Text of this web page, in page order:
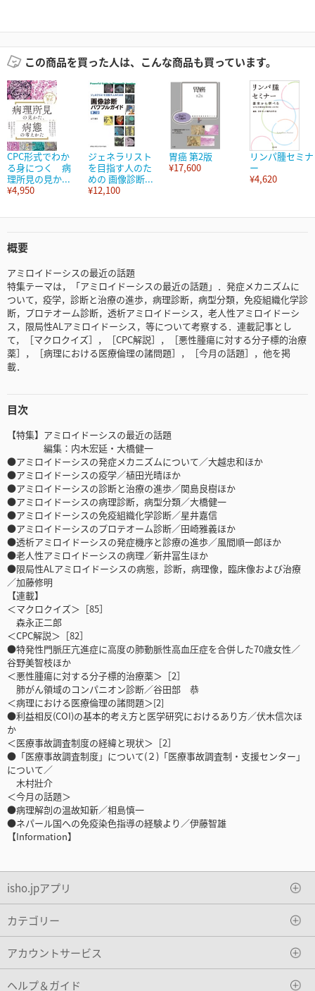
この商品を買った人は、こんな商品も買っています。
CPC形式でわか
る身につく 病
理所見の見か...
¥4,950
ジェネラリスト
を目指す人のた
めの 画像診断...
¥12,100
胃癌 第2版
¥17,600
リンパ腫セミナ
ー
¥4,620
概要
アミロイドーシスの最近の話題
特集テーマは，「アミロイドーシスの最近の話題」．発症メカニズムに
ついて，疫学，診断と治療の進歩，病理診断，病型分類，免疫組織化学診
断，プロテオーム診断，透析アミロイドーシス，老人性アミロイドーシ
ス，限局性ALアミロイドーシス，等について考察する．連載記事とし
て，［マクロクイズ］，［CPC解説］，［悪性腫瘍に対する分子標的治療
薬］，［病理における医療倫理の諸問題］，［今月の話題］，他を掲
載．
目次
【特集】アミロイドーシスの最近の話題
編集：内木宏延・大橋健一
●アミロイドーシスの発症メカニズムについて／大越忠和ほか
●アミロイドーシスの疫学／植田光晴ほか
●アミロイドーシスの診断と治療の進歩／関島良樹ほか
●アミロイドーシスの病理診断，病型分類／大橋健一
●アミロイドーシスの免疫組織化学診断／星井嘉信
●アミロイドーシスのプロテオーム診断／田崎雅義ほか
●透析アミロイドーシスの発症機序と診療の進歩／風間順一郎ほか
●老人性アミロイドーシスの病理／新井冨生ほか
●限局性ALアミロイドーシスの病態，診断，病理像，臨床像および治療
／加藤修明
【連載】
＜マクロクイズ＞［85］
森永正二郎
＜CPC解説＞［82］
●特発性門脈圧亢進症に高度の肺動脈性高血圧症を合併した70歳女性／
谷野美智枝ほか
＜悪性腫瘍に対する分子標的治療薬＞［2］
肺がん領域のコンパニオン診断／谷田部 恭
＜病理における医療倫理の諸問題＞[2]
●利益相反(COI)の基本的考え方と医学研究におけるあり方／伏木信次ほ
か
＜医療事故調査制度の経緯と現状＞［2］
●「医療事故調査制度」について(２)「医療事故調査制・支援センター」
について／
木村壯介
＜今月の話題＞
●病理解剖の温故知新／相島慎一
●ネパール国への免疫染色指導の経験より／伊藤智雄
【Information】
isho.jpアプリ
カテゴリー
アカウントサービス
ヘルプ＆ガイド